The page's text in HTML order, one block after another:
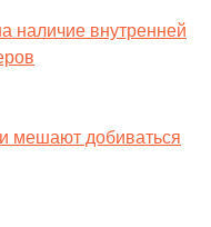
наличие внутренней
мешают добиваться